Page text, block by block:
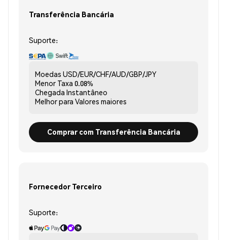
Transferência Bancária
Suporte:
Moedas USD/EUR/CHF/AUD/GBP/JPY
Menor Taxa 0.08%
Chegada Instantâneo
Melhor para Valores maiores
Comprar com Transferência Bancária
Fornecedor Terceiro
Suporte: